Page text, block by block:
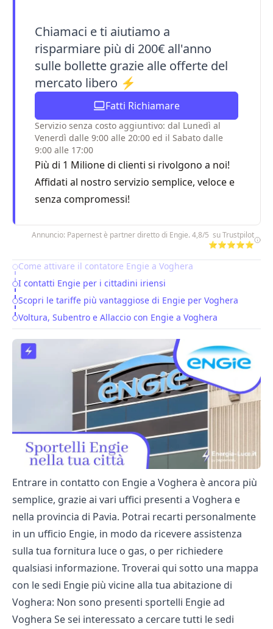
Chiamaci e ti aiutiamo a
risparmiare più di 200€ all'anno
sulle bollette grazie alle offerte del
mercato libero ⚡
Fatti Richiamare
Servizio senza costo aggiuntivo: dal Lunedì al
Venerdì dalle 9:00 alle 20:00 ed il Sabato dalle
9:00 alle 17:00
Più di 1 Milione di clienti si rivolgono a noi!
Affidati al nostro servizio semplice, veloce e
senza compromessi!
Annuncio: Papernest è partner diretto di Engie. 4,8/5 su Trustpilot
⭐⭐⭐⭐⭐
Table of Contents
Come attivare il contatore Engie a Voghera
I contatti Engie per i cittadini iriensi
Scopri le tariffe più vantaggiose di Engie per Voghera
Voltura, Subentro e Allaccio con Engie a Voghera
Entrare in contatto con Engie a Voghera è ancora più
semplice, grazie ai vari uffici presenti a Voghera e
nella provincia di Pavia. Potrai recarti personalmente
in un ufficio Engie, in modo da ricevere assistenza
sulla tua fornitura luce o gas, o per richiedere
qualsiasi informazione. Troverai qui sotto una mappa
con le sedi Engie più vicine alla tua abitazione di
Voghera: Non sono presenti sportelli Engie ad
Voghera Se sei interessato a cercare tutti le sedi